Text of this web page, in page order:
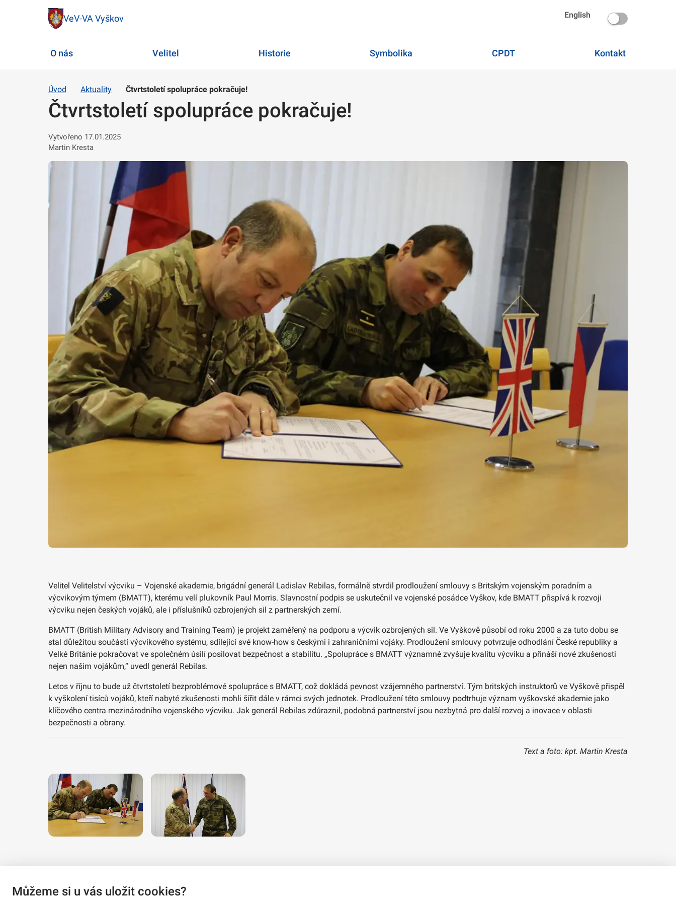
VeV-VA Vyškov English
O nás Velitel Historie Symbolika CPDT Kontakt
Úvod Aktuality Čtvrtstoletí spolupráce pokračuje!
Čtvrtstoletí spolupráce pokračuje!
Vytvořeno 17.01.2025
Martin Kresta
Velitel Velitelství výcviku – Vojenské akademie, brigádní generál Ladislav Rebilas, formálně stvrdil prodloužení smlouvy s Britským vojenským poradním a
výcvikovým týmem (BMATT), kterému velí plukovník Paul Morris. Slavnostní podpis se uskutečnil ve vojenské posádce Vyškov, kde BMATT přispívá k rozvoji
výcviku nejen českých vojáků, ale i příslušníků ozbrojených sil z partnerských zemí.
BMATT (British Military Advisory and Training Team) je projekt zaměřený na podporu a výcvik ozbrojených sil. Ve Vyškově působí od roku 2000 a za tuto dobu se
stal důležitou součástí výcvikového systému, sdílející své know-how s českými i zahraničními vojáky. Prodloužení smlouvy potvrzuje odhodlání České republiky a
Velké Británie pokračovat ve společném úsilí posilovat bezpečnost a stabilitu. „Spolupráce s BMATT významně zvyšuje kvalitu výcviku a přináší nové zkušenosti
nejen našim vojákům,“ uvedl generál Rebilas.
Letos v říjnu to bude už čtvrtstoletí bezproblémové spolupráce s BMATT, což dokládá pevnost vzájemného partnerství. Tým britských instruktorů ve Vyškově přispěl
k vyškolení tisíců vojáků, kteří nabyté zkušenosti mohli šířit dále v rámci svých jednotek. Prodloužení této smlouvy podtrhuje význam vyškovské akademie jako
klíčového centra mezinárodního vojenského výcviku. Jak generál Rebilas zdůraznil, podobná partnerství jsou nezbytná pro další rozvoj a inovace v oblasti
bezpečnosti a obrany.
Text a foto: kpt. Martin Kresta
Můžeme si u vás uložit cookies?